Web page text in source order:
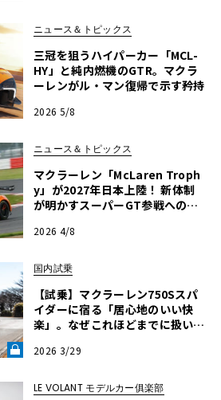
ニュース＆トピックス
三冠を狙うハイパーカー「MCL-
HY」と純内燃機のGTR。マクラ
ーレンがル・マン復帰で示す矜持
2026 5/8
ニュース＆トピックス
マクラーレン「McLaren Troph
y」が2027年日本上陸！ 新体制
が明かすスーパーGT参戦への野
2026 4/8
国内試乗
【試乗】マクラーレン750Sスパ
イダーに宿る「居心地のいい快
楽」。なぜこれほどまでに扱いや
命】第4回《LE VOLANT LAB》
2026 3/29
LE VOLANT モデルカー俱楽部